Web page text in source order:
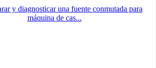
y diagnosticar una fuente conmutada para
máquina de cas...